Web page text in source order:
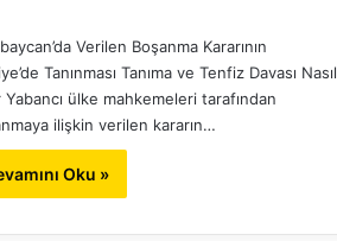
Verilen Boşanma Kararının
Tanınması Tanıma ve Tenfiz Davası Nasıl
Yabancı ülke mahkemeleri tarafından
ilişkin verilen kararın…
Oku »